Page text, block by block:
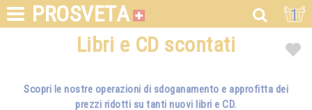
PROSVETA 1
Libri e CD scontati
Scopri le nostre operazioni di sdoganamento e approfitta dei
prezzi ridotti su tanti nuovi libri e CD.